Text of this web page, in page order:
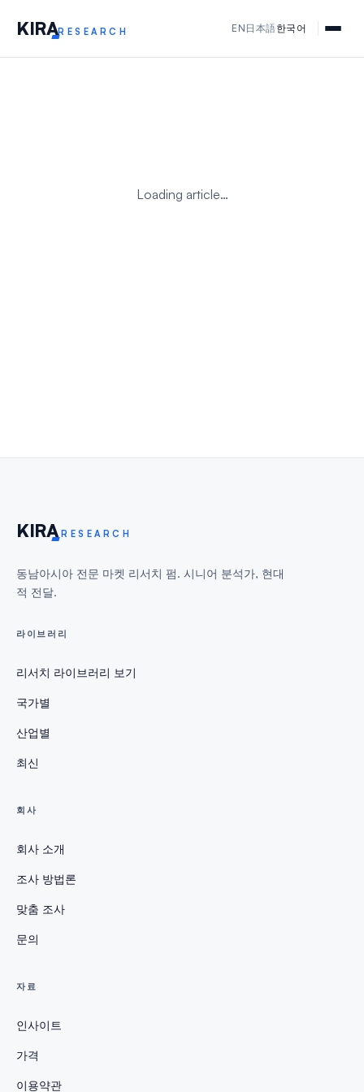
KIRARESEARCH EN 日本語한국어
Loading article…
KIRA RESEARCH
동남아시아 전문 마켓 리서치 펌. 시니어 분석가, 현대
적 전달.
라이브러리
리서치 라이브러리 보기
국가별
산업별
최신
회사
회사 소개
조사 방법론
맞춤 조사
문의
자료
인사이트
가격
이용약관